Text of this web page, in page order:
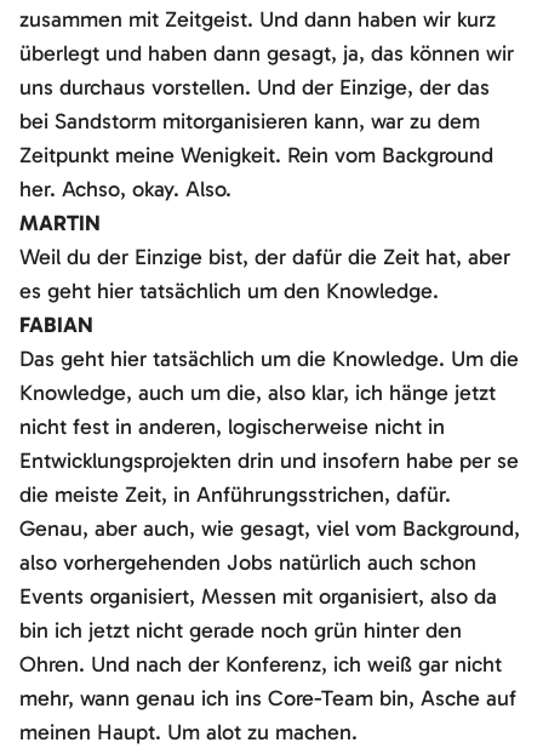
zusammen mit Zeitgeist. Und dann haben wir kurz
überlegt und haben dann gesagt, ja, das können wir
uns durchaus vorstellen. Und der Einzige, der das
bei Sandstorm mitorganisieren kann, war zu dem
Zeitpunkt meine Wenigkeit. Rein vom Background
her. Achso, okay. Also.
MARTIN
Weil du der Einzige bist, der dafür die Zeit hat, aber
es geht hier tatsächlich um den Knowledge.
FABIAN
Das geht hier tatsächlich um die Knowledge. Um die
Knowledge, auch um die, also klar, ich hänge jetzt
nicht fest in anderen, logischerweise nicht in
Entwicklungsprojekten drin und insofern habe per se
die meiste Zeit, in Anführungsstrichen, dafür.
Genau, aber auch, wie gesagt, viel vom Background,
also vorhergehenden Jobs natürlich auch schon
Events organisiert, Messen mit organisiert, also da
bin ich jetzt nicht gerade noch grün hinter den
Ohren. Und nach der Konferenz, ich weiß gar nicht
mehr, wann genau ich ins Core-Team bin, Asche auf
meinen Haupt. Um alot zu machen.